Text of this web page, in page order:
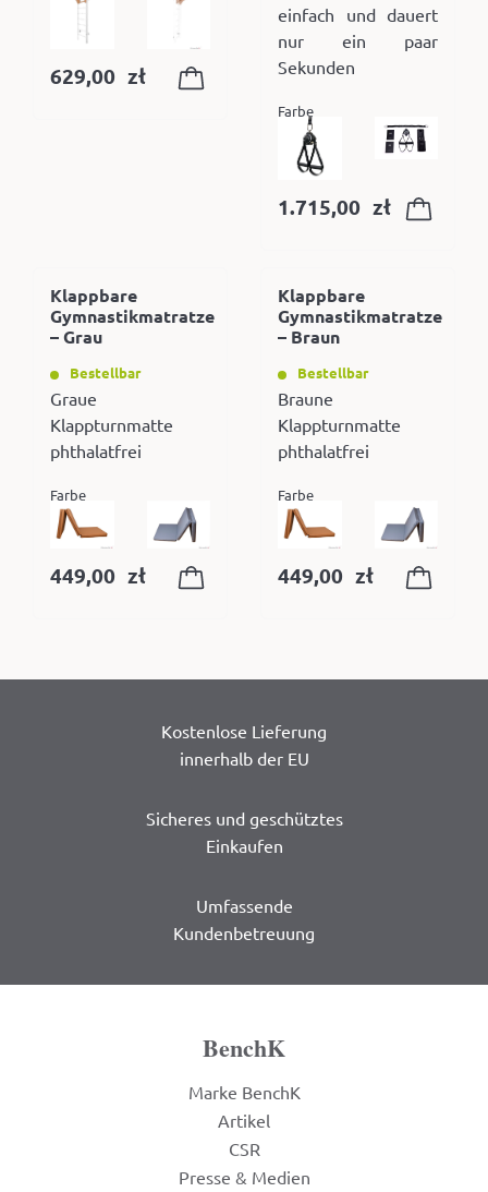
629,00 zł
einfach und dauert
nur ein paar
Sekunden
Farbe
1.715,00 zł
Klappbare
Gymnastikmatratze
– Grau
Bestellbar
Graue
Klappturnmatte
phthalatfrei
Farbe
449,00 zł
Klappbare
Gymnastikmatratze
– Braun
Bestellbar
Braune
Klappturnmatte
phthalatfrei
Farbe
449,00 zł
Kostenlose Lieferung
innerhalb der EU
Sicheres und geschütztes
Einkaufen
Umfassende
Kundenbetreuung
BenchK
Marke BenchK
Artikel
CSR
Presse & Medien